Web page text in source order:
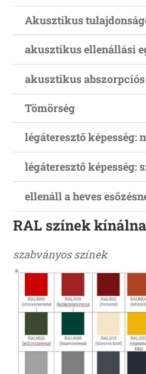
Akusztikus
akusztikus ellenállási
akusztikus
Tömörség
légáteresztő képesség:
légáteresztő képesség:
ellenáll a heves
RAL színek
szabványos színek